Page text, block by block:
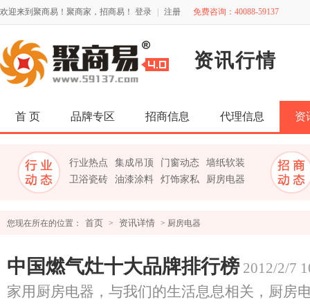
欢迎来到聚商易！聚商家，招商易！ 登录 注册 免费咨询：40088-59137
资讯行情
首 页 品牌专区 招商信息 代理信息 资
行业热点 集成吊顶 门窗动态
墙纸软装
卫浴瓷砖
油漆涂料 灯饰家私 厨房电器
您现在所在的位置： 首页 > 资讯详情 > 厨房电器
中国燃气灶十大品牌排行榜 2012/2/7
家用厨房电器，与我们的生活息息相关，厨房